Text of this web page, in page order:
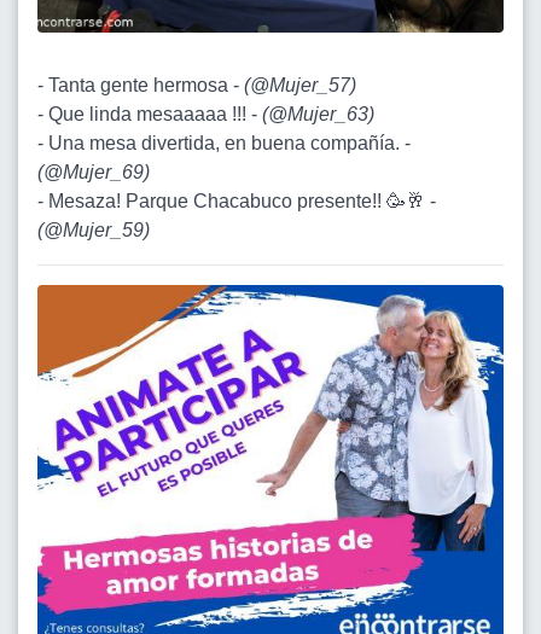
- Tanta gente hermosa - (@Mujer_57)
- Que linda mesaaaaa !!! - (@Mujer_63)
- Una mesa divertida, en buena compañía. -
(@Mujer_69)
- Mesaza! Parque Chacabuco presente!! 🥳🥂 -
(@Mujer_59)